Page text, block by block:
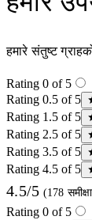
हमारे संतुष्ट
Rating 0 of 5
Rating 0.5 of 5
Rating 1.5 of 5
Rating 2.5 of 5
Rating 3.5 of 5
Rating 4.5 of 5
4.5/5 (178
Rating 0 of 5